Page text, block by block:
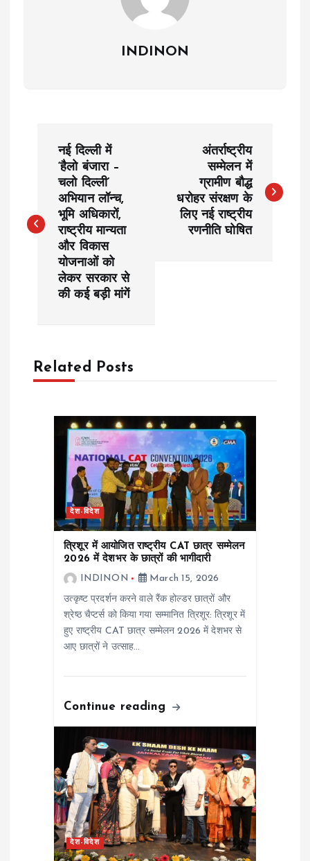
INDINON
s
t
नई दिल्ली में
‘हैलो बंजारा –
चलो दिल्ली’
अभियान लॉन्च,
भूमि अधिकारों,
राष्ट्रीय मान्यता
और विकास
योजनाओं को
लेकर सरकार से
की कई बड़ी मांगें
अंतर्राष्ट्रीय
सम्मेलन में
ग्रामीण बौद्ध
धरोहर संरक्षण के
लिए नई राष्ट्रीय
रणनीति घोषित
Related Posts
देश-विदेश
त्रिशूर में आयोजित राष्ट्रीय CAT छात्र सम्मेलन
2026 में देशभर के छात्रों की भागीदारी
INDINON
March 15, 2026
उत्कृष्ट प्रदर्शन करने वाले रैंक होल्डर छात्रों और
श्रेष्ठ चैप्टर्स को किया गया सम्मानित त्रिशूर: त्रिशूर में
हुए राष्ट्रीय CAT छात्र सम्मेलन 2026 में देशभर से
आए छात्रों ने उत्साह…
Continue reading
देश-विदेश